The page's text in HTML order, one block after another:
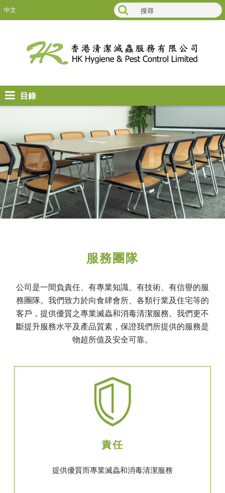
中文
目錄
服務團隊
公司是一間負責任、有專業知識、有技術、有信譽的服
務團隊。我們致力於向食肆會所、各類行業及住宅等的
客戶，提供優質之專業滅蟲和消毒清潔服務。我們更不
斷提升服務水平及產品質素，保證我們所提供的服務是
物超所值及安全可靠。
責任
提供優質而專業滅蟲和消毒清潔服務